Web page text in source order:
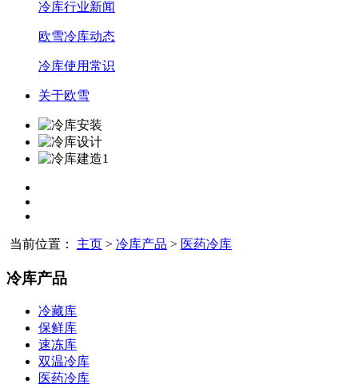
冷库行业新闻
欧雪冷库动态
冷库使用常识
关于欧雪
当前位置： 主页 > 冷库产品 > 医药冷库
冷库产品
冷藏库
保鲜库
速冻库
双温冷库
医药冷库